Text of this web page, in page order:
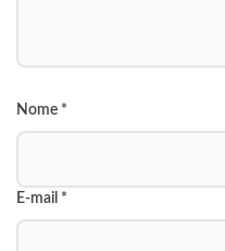
Nome *
E-mail *